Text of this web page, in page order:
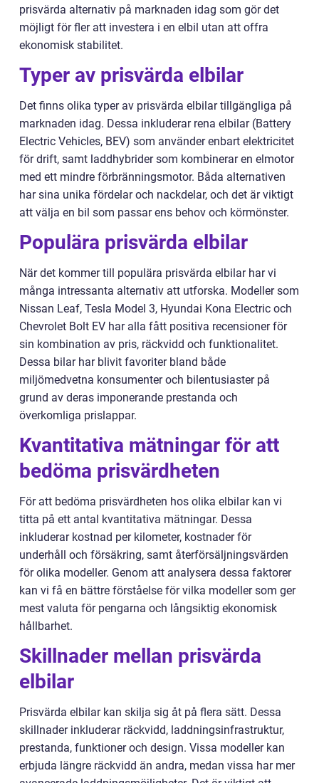
prisvärda alternativ på marknaden idag som gör det
möjligt för fler att investera i en elbil utan att offra
ekonomisk stabilitet.
Typer av prisvärda elbilar
Det finns olika typer av prisvärda elbilar tillgängliga på
marknaden idag. Dessa inkluderar rena elbilar (Battery
Electric Vehicles, BEV) som använder enbart elektricitet
för drift, samt laddhybrider som kombinerar en elmotor
med ett mindre förbränningsmotor. Båda alternativen
har sina unika fördelar och nackdelar, och det är viktigt
att välja en bil som passar ens behov och körmönster.
Populära prisvärda elbilar
När det kommer till populära prisvärda elbilar har vi
många intressanta alternativ att utforska. Modeller som
Nissan Leaf, Tesla Model 3, Hyundai Kona Electric och
Chevrolet Bolt EV har alla fått positiva recensioner för
sin kombination av pris, räckvidd och funktionalitet.
Dessa bilar har blivit favoriter bland både
miljömedvetna konsumenter och bilentusiaster på
grund av deras imponerande prestanda och
överkomliga prislappar.
Kvantitativa mätningar för att
bedöma prisvärdheten
För att bedöma prisvärdheten hos olika elbilar kan vi
titta på ett antal kvantitativa mätningar. Dessa
inkluderar kostnad per kilometer, kostnader för
underhåll och försäkring, samt återförsäljningsvärden
för olika modeller. Genom att analysera dessa faktorer
kan vi få en bättre förståelse för vilka modeller som ger
mest valuta för pengarna och långsiktig ekonomisk
hållbarhet.
Skillnader mellan prisvärda
elbilar
Prisvärda elbilar kan skilja sig åt på flera sätt. Dessa
skillnader inkluderar räckvidd, laddningsinfrastruktur,
prestanda, funktioner och design. Vissa modeller kan
erbjuda längre räckvidd än andra, medan vissa har mer